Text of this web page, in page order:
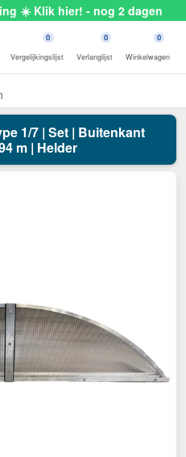
☀️ Klik hier! - nog 2 dagen
0
Vergelijkingslijst
0
Verlanglijst
0
Winkelwagen
1/7 | Set | Buitenkant
m | Helder